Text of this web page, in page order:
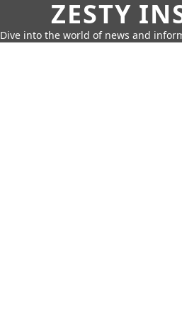
ZESTY
Dive into the world of news and